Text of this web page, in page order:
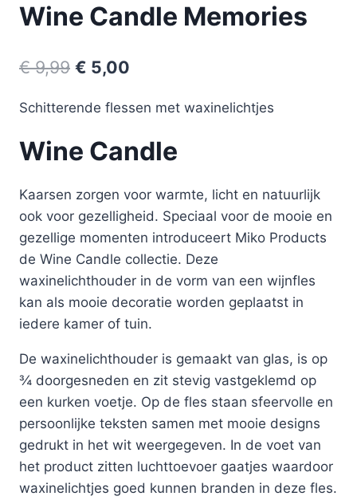
Wine Candle Memories
€9,99 € 5,00
Schitterende flessen met waxinelichtjes
Wine Candle
Kaarsen zorgen voor warmte, licht en natuurlijk
ook voor gezelligheid. Speciaal voor de mooie en
gezellige momenten introduceert Miko Products
de Wine Candle collectie. Deze
waxinelichthouder in de vorm van een wijnfles
kan als mooie decoratie worden geplaatst in
iedere kamer of tuin.
De waxinelichthouder is gemaakt van glas, is op
¾ doorgesneden en zit stevig vastgeklemd op
een kurken voetje. Op de fles staan sfeervolle en
persoonlijke teksten samen met mooie designs
gedrukt in het wit weergegeven. In de voet van
het product zitten luchttoevoer gaatjes waardoor
waxinelichtjes goed kunnen branden in deze fles.